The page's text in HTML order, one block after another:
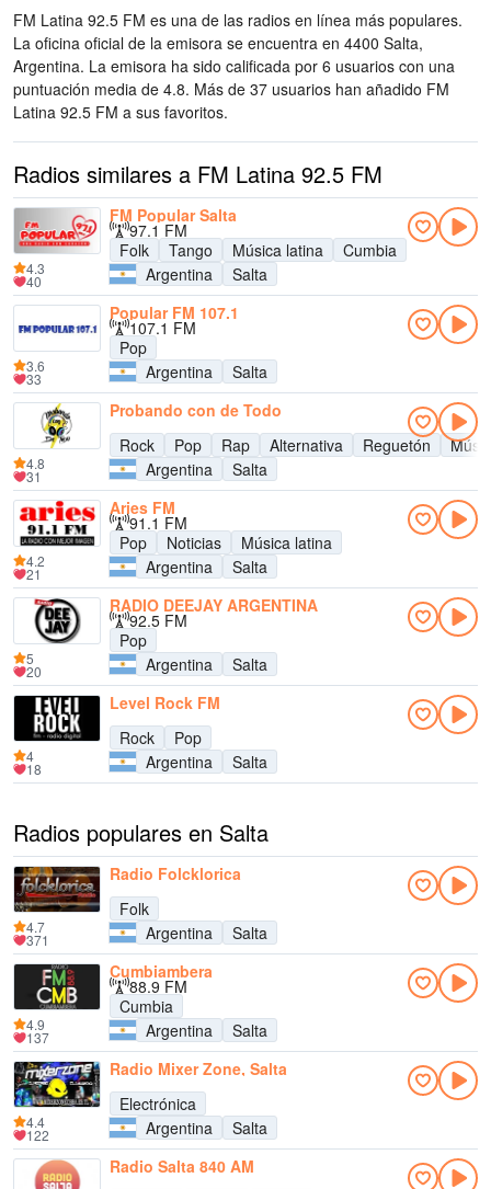
FM Latina 92.5 FM es una de las radios en línea más populares.
La oficina oficial de la emisora se encuentra en 4400 Salta,
Argentina. La emisora ha sido calificada por 6 usuarios con una
puntuación media de 4.8. Más de 37 usuarios han añadido FM
Latina 92.5 FM a sus favoritos.
Radios similares a FM Latina 92.5 FM
FM Popular Salta
97.1 FM
Folk
Tango Música latina
Cumbia
Argentina
Salta
4.3
40
Popular FM 107.1
107.1 FM
Pop
Argentina
Salta
3.6
33
Probando con de Todo
Rock
Pop Rap Alternativa Reguetón
Argentina
Salta
4.8
31
Aries FM
91.1 FM
Pop
Noticias
Música latina
Argentina
Salta
4.2
21
RADIO DEEJAY ARGENTINA
92.5 FM
Pop
Argentina
Salta
5
20
Level Rock FM
Rock
Pop
Argentina
Salta
4
18
Radios populares en Salta
Radio Folcklorica
Folk
Argentina
Salta
4.7
371
Cumbiambera
88.9 FM
Cumbia
Argentina
Salta
4.9
137
Radio Mixer Zone, Salta
Electrónica
Argentina
Salta
4.4
122
Radio Salta 840 AM